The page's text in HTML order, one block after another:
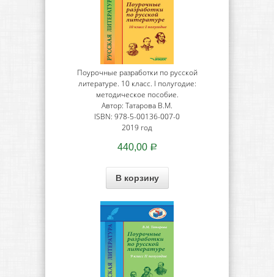
Поурочные разработки по русской
литературе. 10 класс. I полугодие:
методическое пособие.
Автор: Татарова В.М.
ISBN: 978-5-00136-007-0
2019 год
440,00 Р
В корзину